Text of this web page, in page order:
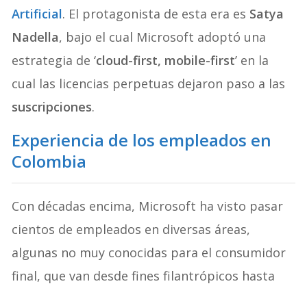
Artificial. El protagonista de esta era es Satya
Nadella, bajo el cual Microsoft adoptó una
estrategia de ‘cloud-first, mobile-first’ en la
cual las licencias perpetuas dejaron paso a las
suscripciones.
Experiencia de los empleados en
Colombia
Con décadas encima, Microsoft ha visto pasar
cientos de empleados en diversas áreas,
algunas no muy conocidas para el consumidor
final, que van desde fines filantrópicos hasta